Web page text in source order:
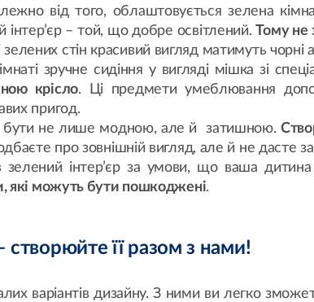
від того, облаштовується зелена
– той, що добре освітлений.Тому не
зелених стін красивий вигляд матимуть чорні
зручне сидіння у вигляді мішка зі
крісло. Ці предмети умеблювання
пригод.
бути не лише модною, але й затишною.
про зовнішній вигляд, але й не дасте
зелений інтер’єр за умови, що ваша
які можуть бути пошкоджені.
створюйте її разом з нами!
варіантів дизайну. З ними ви легко